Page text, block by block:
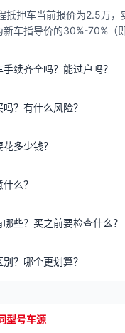
抵押车当前报价为2.5万
车指导价的30%-70%（
续齐全吗？能过户吗？
？有什么风险？
多少钱？
么？
些？买之前要检查什么？
？哪个更划算？
型号车源